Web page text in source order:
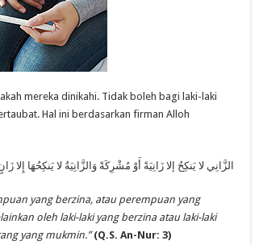
mereka dinikahi. Tidak boleh bagi laki-laki
Hal ini berdasarkan firman Alloh
الزَّانِي لا يَنكِحُ إلا زَانِيَةً أَوْ مُشْرِكَةً وَالزَّانِيَةُ لا يَنكِحُهَا
yang berzina, atau perempuan yang
oleh laki-laki yang berzina atau laki-laki
yang mukmin.”(Q.S. An-Nur: 3)